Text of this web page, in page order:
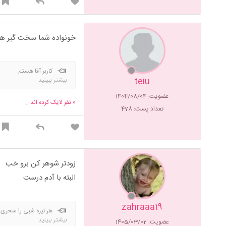
teiu
عضویت: 1404/08/04
تعداد پست: 478
خونواده شما سخت گیر
کاربر آقا هستم..
بیشتر ببینید
0 نفر لایک کرده اند ...
zahraaa19
عضویت: 1405/03/02
زودتر شوهر کن برو خب
البته با آدم درست
هر تیره شبی را
بیشتر ببینید